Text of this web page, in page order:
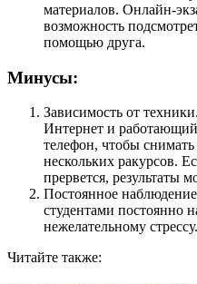
материалов. Онлайн-
возможность
помощью друга.
Минусы:
Зависимость от
Интернет и
телефон, чтобы снимать
нескольких ракурсов.
прервется, результаты
Постоянное
студентами постоянно
нежелательному стрессу.
Читайте также: